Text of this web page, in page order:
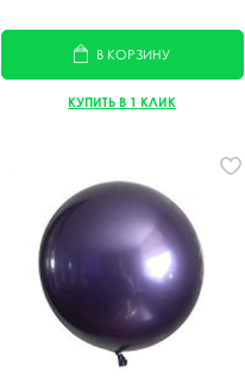
В КОРЗИНУ
КУПИТЬ В 1 КЛИК